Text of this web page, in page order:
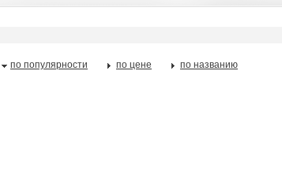
по популярности по цене по названию